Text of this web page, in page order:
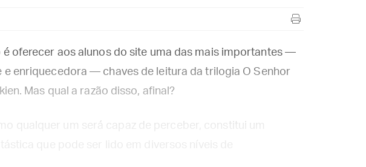
oferecer aos alunos do site uma das mais importantes —
e enriquecedora — chaves de leitura da trilogia O Senhor
Mas qual a razão disso, afinal?
qualquer um será capaz de perceber, constitui um